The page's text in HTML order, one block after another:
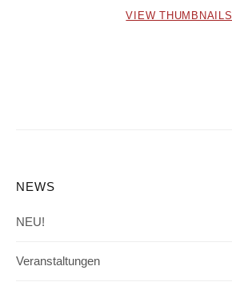
VIEW THUMBNAILS
NEWS
NEU!
Veranstaltungen